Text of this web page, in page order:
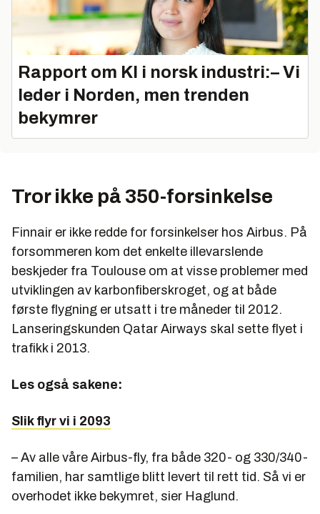
Rapport om KI i norsk industri:– Vi
leder i Norden, men trenden
bekymrer
Tror ikke på 350-forsinkelse
Finnair er ikke redde for forsinkelser hos Airbus. På
forsommeren kom det enkelte illevarslende
beskjeder fra Toulouse om at visse problemer med
utviklingen av karbonfiberskroget, og at både
første flygning er utsatt i tre måneder til 2012.
Lanseringskunden Qatar Airways skal sette flyet i
trafikk i 2013.
Les også sakene:
Slik flyr vi i 2093
– Av alle våre Airbus-fly, fra både 320- og 330/340-
familien, har samtlige blitt levert til rett tid. Så vi er
overhodet ikke bekymret, sier Haglund.